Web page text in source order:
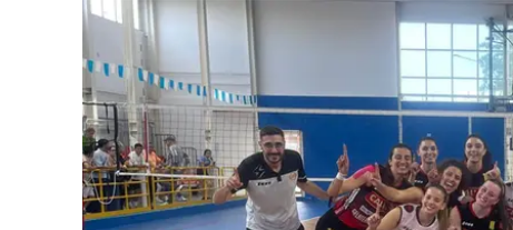
Streaming
Lac Network